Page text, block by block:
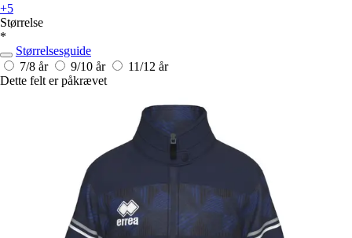
+5
Størrelse
*
Størrelsesguide
7/8 år
9/10 år
11/12 år
Dette felt er påkrævet